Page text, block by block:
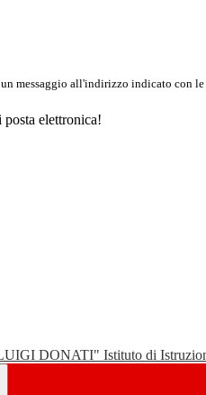
messaggio all'indirizzo indicato con
elettronica!
Istituto di